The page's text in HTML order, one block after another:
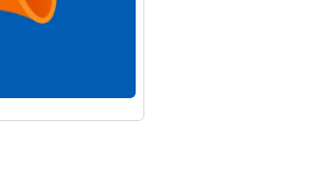
UCO refuerzan